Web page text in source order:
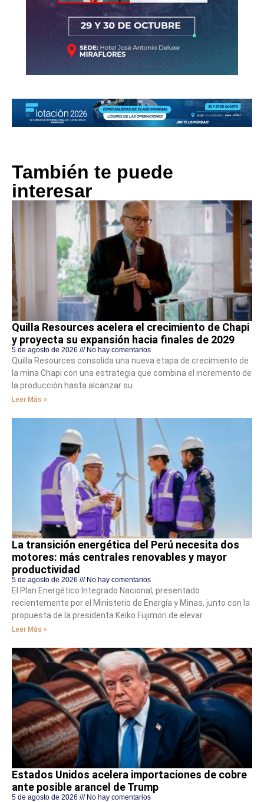
También te puede
interesar
Quilla Resources acelera el crecimiento de Chapi
y proyecta su expansión hacia finales de 2029
5 de agosto de 2026 No hay comentarios
Quilla Resources consolida una nueva etapa de crecimiento de
la mina Chapi con una estrategia que combina el incremento de
la producción hasta alcanzar su
Leer Más »
La transición energética del Perú necesita dos
motores: más centrales renovables y mayor
productividad
5 de agosto de 2026 No hay comentarios
El Plan Energético Integrado Nacional, presentado
recientemente por el Ministerio de Energía y Minas, junto con la
propuesta de la presidenta Keiko Fujimori de elevar
Leer Más »
Estados Unidos acelera importaciones de cobre
ante posible arancel de Trump
5 de agosto de 2026 No hay comentarios